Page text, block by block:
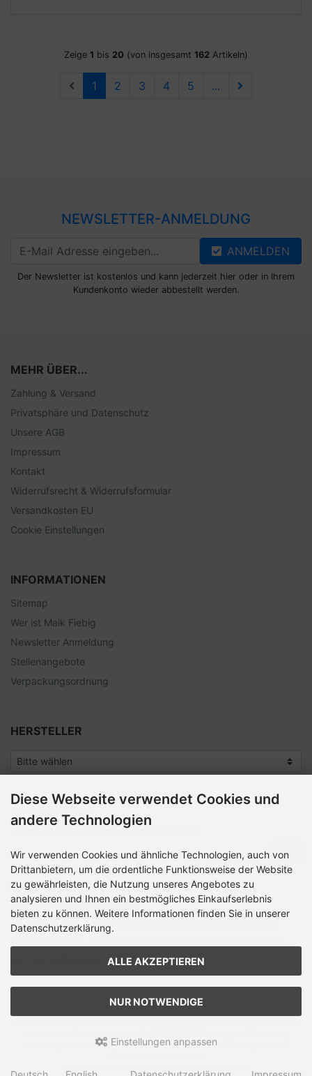
Zeige 1 bis 20 (von insgesamt 162 Artikeln)
1 2 3 4 5 ...
NEWSLETTER-ANMELDUNG
ANMELDEN
Der Newsletter ist kostenlos und kann jederzeit hier oder in Ihrem
Kundenkonto wieder abbestellt werden.
MEHR ÜBER...
Zahlung & Versand
Privatsphäre und Datenschutz
Unsere AGB
Impressum
Kontakt
Widerrufsrecht & Widerrufsformular
Versandkosten EU
Cookie Einstellungen
INFORMATIONEN
Sitemap
Wer ist Maik Fiebig
Newsletter Anmeldung
Stellenangebote
Verpackungsordnung
HERSTELLER
SCHNELLKAUF
Bitte geben Sie die Artikelnummer aus unserem Katalog ein.
ZAHLUNGSMETHODEN
Die Box kann unter tpl_modified/boxes/­box_miscellaneous.html
tpl_modified/lang/­german/lang_german.custom.
Matchangler-Shop Fiebig © 2026 | Template © 2009-2026 by modified
Diese Webseite verwendet Cookies und
andere Technologien
Wir verwenden Cookies und ähnliche Technologien, auch von
Drittanbietern, um die ordentliche Funktionsweise der Website
zu gewährleisten, die Nutzung unseres Angebotes zu
analysieren und Ihnen ein bestmögliches Einkaufserlebnis
bieten zu können. Weitere Informationen finden Sie in unserer
Datenschutzerklärung.
ALLE AKZEPTIEREN
NUR NOTWENDIGE
Einstellungen anpassen